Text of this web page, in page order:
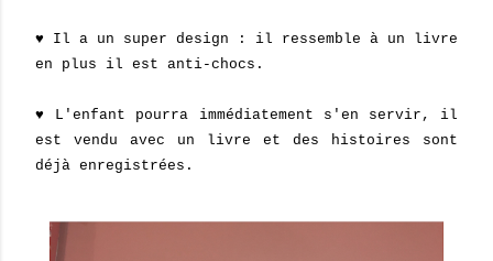
♥ Il a un super design : il ressemble à un livre
en plus il est anti-chocs.
♥ L'enfant pourra immédiatement s'en servir, il
est vendu avec un livre et des histoires sont
déjà enregistrées.